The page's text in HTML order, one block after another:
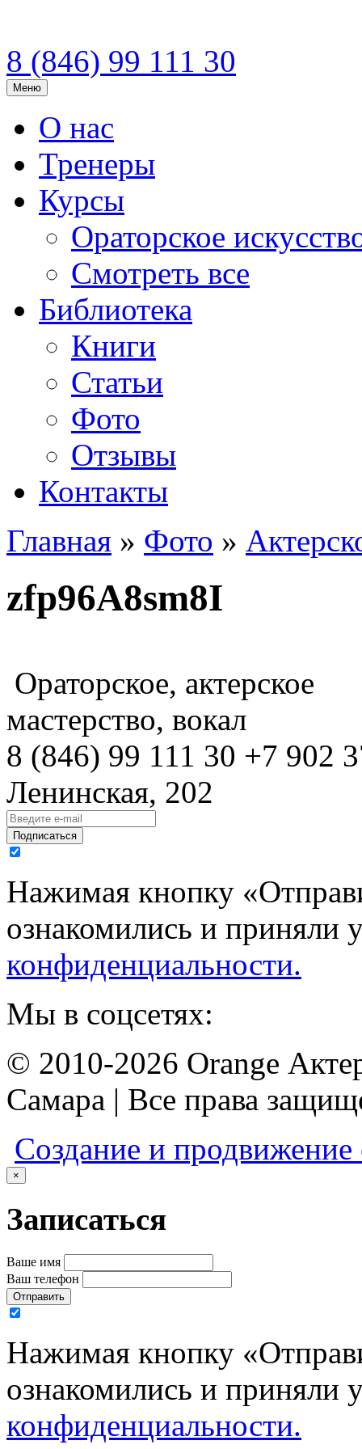
8 (846) 99 111 30
Меню
О нас
Тренеры
Курсы
Ораторское
Смотреть все
Библиотека
Книги
Статьи
Фото
Отзывы
Контакты
Главная » Фото »
zfp96A8sm8I
Ораторское, актерское
мастерство, вокал
8 (846) 99 111 30 +7 902
Ленинская, 202
Подписаться
Нажимая кнопку
ознакомились и приняли
конфиденциальности.
Мы в соцсетях:
© 2010-2026 Orange
Самара | Все права
Создание и
×
Записаться
Ваше имя
Ваш телефон
Отправить
Нажимая кнопку
ознакомились и приняли
конфиденциальности.